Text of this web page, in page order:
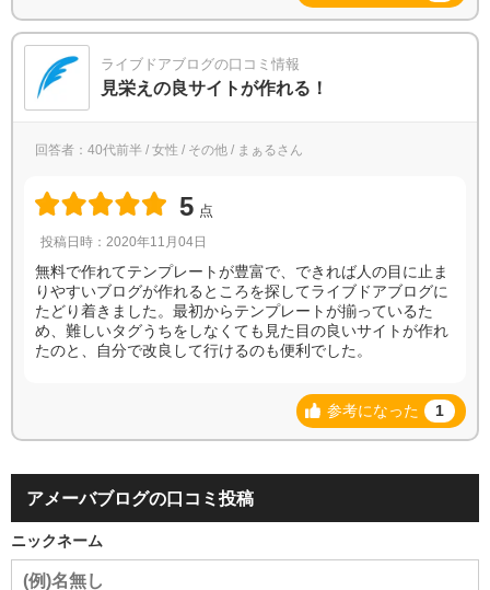
ライブドアブログの口コミ情報
見栄えの良サイトが作れる！
回答者：40代前半 / 女性 / その他 / まぁるさん
5 点
投稿日時：2020年11月04日
無料で作れてテンプレートが豊富で、できれば人の目に止ま
りやすいブログが作れるところを探してライブドアブログに
たどり着きました。最初からテンプレートが揃っているた
め、難しいタグうちをしなくても見た目の良いサイトが作れ
たのと、自分で改良して行けるのも便利でした。
参考になった 1
アメーバブログの口コミ投稿
ニックネーム